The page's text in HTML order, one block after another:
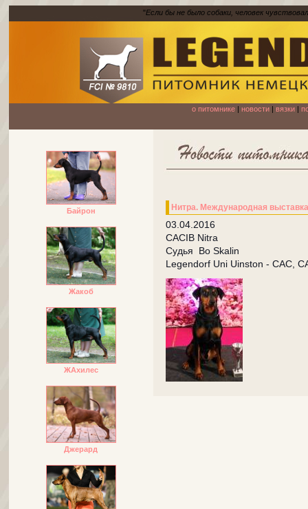
"Если бы не было собаки, человек
о питомнике| новости| вязки|
Байрон
Жакоб
ЖАхилес
Джерард
Нитра. Международная выставка
03.04.2016
CACIB Nitra
Судья Bo Skalin
Legendorf Uni Uinston - CAC,